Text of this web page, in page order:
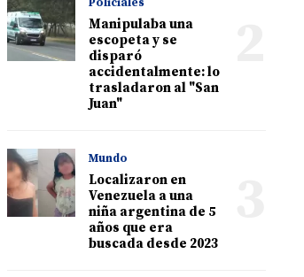
Manipulaba una
escopeta y se
disparó
accidentalmente: lo
trasladaron al "San
Juan"
Mundo
Localizaron en
Venezuela a una
niña argentina de 5
años que era
buscada desde 2023